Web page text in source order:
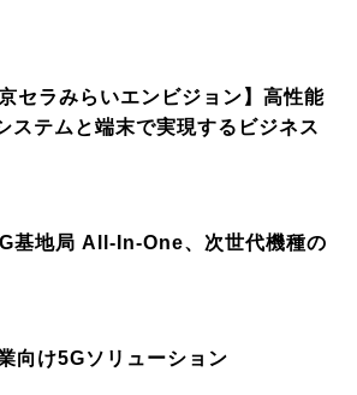
セラみらいエンビジョン】高性能
ステムと端末で実現するビジネス
基地局 All-In-One、次世代機種の
向け5Gソリューション